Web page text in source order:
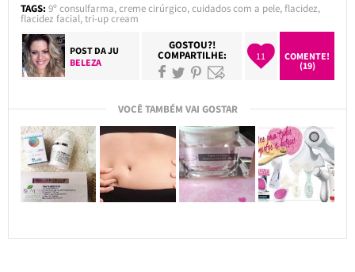
TAGS: 9º consulfarma,creme cirúrgico,cuidados com a pele,flacidez,
flacidez facial,tri-up cream
POST DAJU
BELEZA
GOSTOU?!
COMPARTILHE: 11
COMENTE!
(19)
VOCÊ TAMBÉM VAI GOSTAR